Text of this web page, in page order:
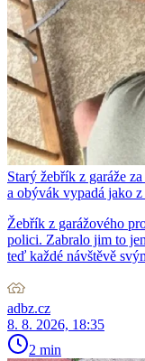
Starý žebřík z garáže
a obývák vypadá jako z
Žebřík z garážového
polici. Zabralo jim to
teď každé návštěvě
adbz.cz
8. 8. 2026, 18:35
2 min